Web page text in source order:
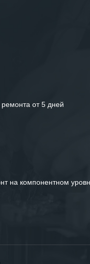
от 5 дней
на компонентном